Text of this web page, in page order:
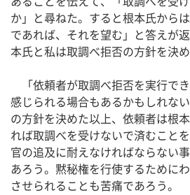
か」と尋ねた。すると根本氏から
であれば、それを望む」と答えが
本氏と私は取調べ拒否の方針を決め
「依頼者が取調べ拒否を実行で
感じられる場合もあるかもしれな
の方針を決めた以上、依頼者は根
れば取調べを受けないで済むこと
官の追及に耐えなければならない
あろう。黙秘権を行使するために
させられることも苦痛であろう。